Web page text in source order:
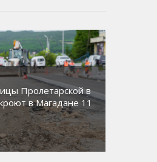
Пролетарской в
в Магадане 11